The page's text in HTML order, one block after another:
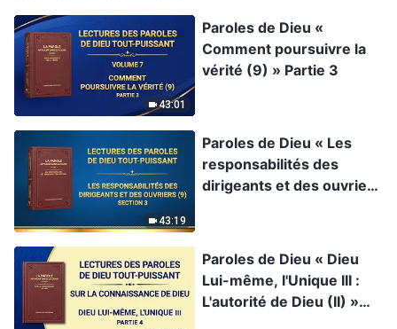
43:01
Paroles de Dieu «
Comment poursuivre la
vérité (9) » Partie 3
43:19
Paroles de Dieu « Les
responsabilités des
dirigeants et des ouvriers
Paroles de Dieu « Dieu
Lui-même, l'Unique III :
L'autorité de Dieu (II) »